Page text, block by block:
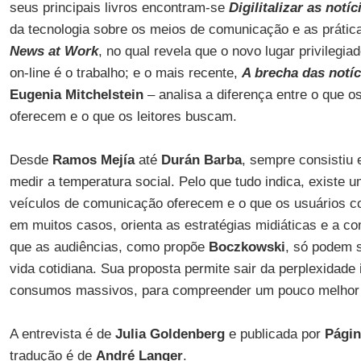
seus principais livros encontram-se Digilitalizar as
da tecnologia sobre os meios de comunicação e as
News at Work, no qual revela que o novo lugar
on-line é o trabalho; e o mais recente, A brecha das
Eugenia Mitchelstein– analisa a diferença entre o que
oferecem e o que os leitores buscam.
Desde Ramos Mejíaaté Durán Barba, sempre consistiu
medir a temperatura social. Pelo que tudo indica, existe
veículos de comunicação oferecem e o que os usuários
em muitos casos, orienta as estratégias midiáticas e a
que as audiências, como propõe Boczkowski, só podem
vida cotidiana. Sua proposta permite sair da
consumos massivos, para compreender um pouco
A entrevista é de Julia Goldenberge publicada por
tradução é de André Langer.